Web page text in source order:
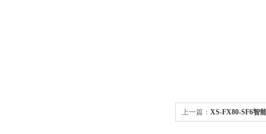
上一篇： XS-FX80-SF6智